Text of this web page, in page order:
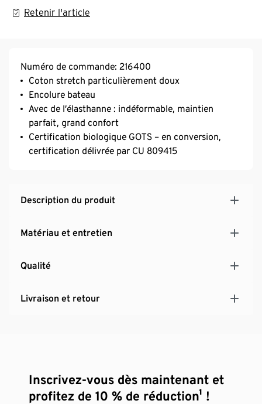
Retenir l'article
Numéro de commande: 216400
Coton stretch particulièrement doux
Encolure bateau
Avec de l’élasthanne : indéformable, maintien
parfait, grand confort
Certification biologique GOTS – en conversion,
certification délivrée par CU 809415
Description du produit
Matériau et entretien
Qualité
Livraison et retour
Inscrivez-vous dès maintenant et
profitez de 10 % de réduction¹ !